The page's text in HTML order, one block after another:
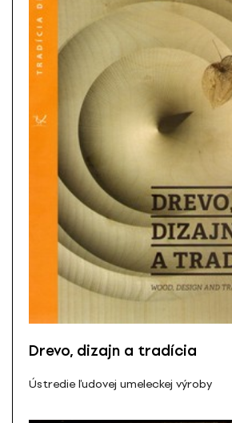
Drevo, dizajn a tradícia
Ústredie ľudovej umeleckej výroby